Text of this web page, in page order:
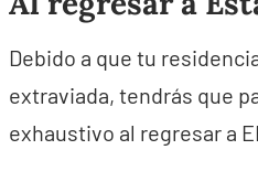
Debido a que tu
extraviada, tendrás que
exhaustivo al regresar a